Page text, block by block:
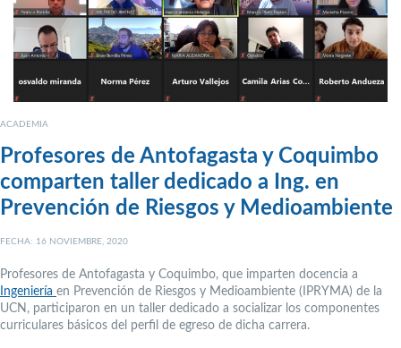
ACADEMIA
Profesores de Antofagasta y Coquimbo
comparten taller dedicado a Ing. en
Prevención de Riesgos y Medioambiente
FECHA: 16 NOVIEMBRE, 2020
Profesores de Antofagasta y Coquimbo, que imparten docencia a
Ingeniería en Prevención de Riesgos y Medioambiente (IPRYMA) de la
UCN, participaron en un taller dedicado a socializar los componentes
curriculares básicos del perfil de egreso de dicha carrera.